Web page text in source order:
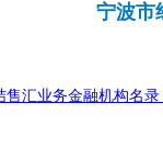
宁波市
汇业务金融机构名录